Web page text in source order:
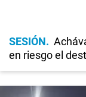
SESIÓN
en riesgo el